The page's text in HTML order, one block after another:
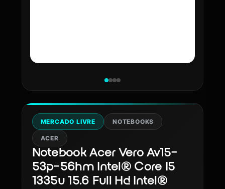
MERCADO LIVRE NOTEBOOKS
ACER
Notebook Acer Vero Av15-
53p-56hm Intel® Core I5
1335u 15.6 Full Hd Intel®